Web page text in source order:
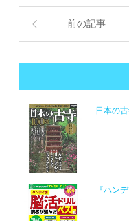
前の記事
日本の
『ハン